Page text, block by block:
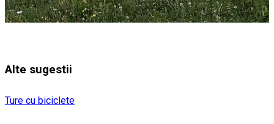
Alte sugestii
Ture cu biciclete